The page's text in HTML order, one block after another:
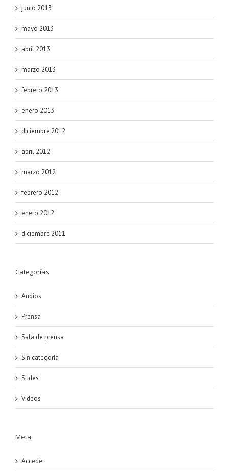
junio 2013
mayo 2013
abril 2013
marzo 2013
febrero 2013
enero 2013
diciembre 2012
abril 2012
marzo 2012
febrero 2012
enero 2012
diciembre 2011
Categorías
Audios
Prensa
Sala de prensa
Sin categoría
Slides
Videos
Meta
Acceder